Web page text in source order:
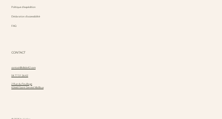
Politique d'expédition
Déclaration d'accessibilité
FAQ
CONTACT
contact@idkdo42.com
04 77 51 26 42
2 Rue du Feuillage
42660 Saint Genest Malifaux